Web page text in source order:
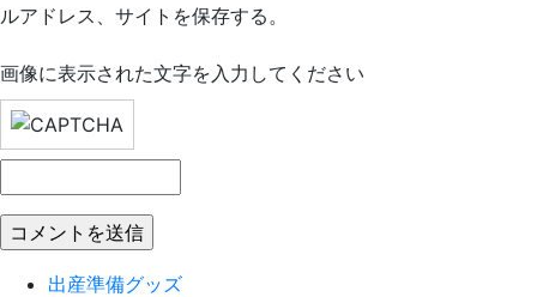
ルアドレス、サイトを保存する。
画像に表示された文字を入力してください
出産準備グッズ